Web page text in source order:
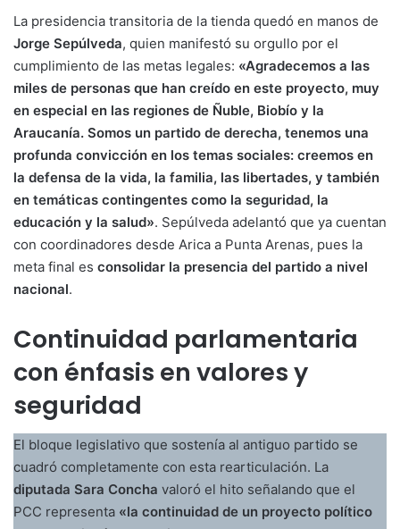
La presidencia transitoria de la tienda quedó en manos de
Jorge Sepúlveda, quien manifestó su orgullo por el
cumplimiento de las metas legales: «Agradecemos a las
miles de personas que han creído en este proyecto, muy
en especial en las regiones de Ñuble, Biobío y la
Araucanía. Somos un partido de derecha, tenemos una
profunda convicción en los temas sociales: creemos en
la defensa de la vida, la familia, las libertades, y también
en temáticas contingentes como la seguridad, la
educación y la salud». Sepúlveda adelantó que ya cuentan
con coordinadores desde Arica a Punta Arenas, pues la
meta final es consolidar la presencia del partido a nivel
nacional.
Continuidad parlamentaria
con énfasis en valores y
seguridad
El bloque legislativo que sostenía al antiguo partido se
cuadró completamente con esta rearticulación. La
diputada Sara Concha valoró el hito señalando que el
PCC representa «la continuidad de un proyecto político